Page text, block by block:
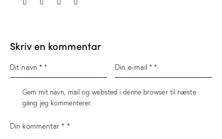
Skriv en kommentar
Gem mit navn, mail og websted i denne browser til næste
gang jeg kommenterer.